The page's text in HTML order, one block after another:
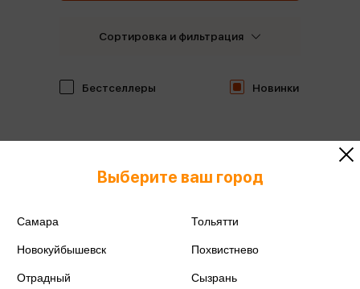
Бестселлеры Новинки
Сортировка и фильтрация
Выберите ваш город
Самара Тольятти
Новокуйбышевск Похвистнево
Отрадный Сызрань